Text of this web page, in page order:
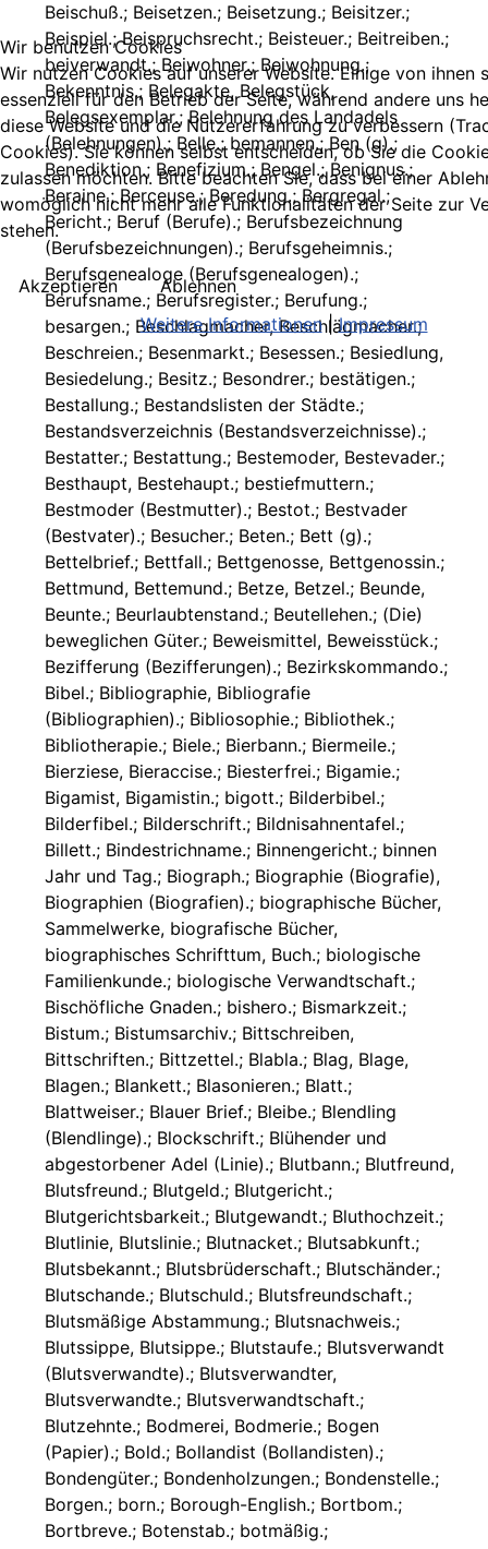
Beischuß.; Beisetzen.; Beisetzung.; Beisitzer.;
Beispiel.; Beispruchsrecht.; Beisteuer.; Beitreiben.;
beiverwandt.; Beiwohner.; Beiwohnung.;
Bekenntnis.; Belegakte, Belegstück,
Belegsexemplar.; Belehnung des Landadels
(Belehnungen).; Belle.; bemannen.; Ben (g).;
Benediktion.; Benefizium.; Bengel.; Benignus.;
Beraine.; Berceuse.; Beredung.; Bergregal.;
Bericht.; Beruf (Berufe).; Berufsbezeichnung
(Berufsbezeichnungen).; Berufsgeheimnis.;
Berufsgenealoge (Berufsgenealogen).;
Berufsname.; Berufsregister.; Berufung.;
besargen.; Beschlagmacher, Beschlägmacher.;
Beschreien.; Besenmarkt.; Besessen.; Besiedlung,
Besiedelung.; Besitz.; Besondrer.; bestätigen.;
Bestallung.; Bestandslisten der Städte.;
Bestandsverzeichnis (Bestandsverzeichnisse).;
Bestatter.; Bestattung.; Bestemoder, Bestevader.;
Besthaupt, Bestehaupt.; bestiefmuttern.;
Bestmoder (Bestmutter).; Bestot.; Bestvader
(Bestvater).; Besucher.; Beten.; Bett (g).;
Bettelbrief.; Bettfall.; Bettgenosse, Bettgenossin.;
Bettmund, Bettemund.; Betze, Betzel.; Beunde,
Beunte.; Beurlaubtenstand.; Beutellehen.; (Die)
beweglichen Güter.; Beweismittel, Beweisstück.;
Bezifferung (Bezifferungen).; Bezirkskommando.;
Bibel.; Bibliographie, Bibliografie
(Bibliographien).; Bibliosophie.; Bibliothek.;
Bibliotherapie.; Biele.; Bierbann.; Biermeile.;
Bierziese, Bieraccise.; Biesterfrei.; Bigamie.;
Bigamist, Bigamistin.; bigott.; Bilderbibel.;
Bilderfibel.; Bilderschrift.; Bildnisahnentafel.;
Billett.; Bindestrichname.; Binnengericht.; binnen
Jahr und Tag.; Biograph.; Biographie (Biografie),
Biographien (Biografien).; biographische Bücher,
Sammelwerke, biografische Bücher,
biographisches Schrifttum, Buch.; biologische
Familienkunde.; biologische Verwandtschaft.;
Bischöfliche Gnaden.; bishero.; Bismarkzeit.;
Bistum.; Bistumsarchiv.; Bittschreiben,
Bittschriften.; Bittzettel.; Blabla.; Blag, Blage,
Blagen.; Blankett.; Blasonieren.; Blatt.;
Blattweiser.; Blauer Brief.; Bleibe.; Blendling
(Blendlinge).; Blockschrift.; Blühender und
abgestorbener Adel (Linie).; Blutbann.; Blutfreund,
Blutsfreund.; Blutgeld.; Blutgericht.;
Blutgerichtsbarkeit.; Blutgewandt.; Bluthochzeit.;
Blutlinie, Blutslinie.; Blutnacket.; Blutsabkunft.;
Blutsbekannt.; Blutsbrüderschaft.; Blutschänder.;
Blutschande.; Blutschuld.; Blutsfreundschaft.;
Blutsmäßige Abstammung.; Blutsnachweis.;
Blutssippe, Blutsippe.; Blutstaufe.; Blutsverwandt
(Blutsverwandte).; Blutsverwandter,
Blutsverwandte.; Blutsverwandtschaft.;
Blutzehnte.; Bodmerei, Bodmerie.; Bogen
(Papier).; Bold.; Bollandist (Bollandisten).;
Bondengüter.; Bondenholzungen.; Bondenstelle.;
Borgen.; born.; Borough-English.; Bortbom.;
Bortbreve.; Botenstab.; botmäßig.;
Wir benutzen Cookies
Wir nutzen Cookies auf unserer Website. Einige von ihnen
essenziell für den Betrieb der Seite, während andere uns
diese Website und die Nutzererfahrung zu verbessern
Cookies). Sie können selbst entscheiden, ob Sie die
zulassen möchten. Bitte beachten Sie, dass bei einer
womöglich nicht mehr alle Funktionalitäten der Seite zur
stehen.
Akzeptieren
Ablehnen
Weitere Informationen|Impressum